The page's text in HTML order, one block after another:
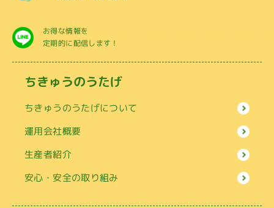
お得な情報を
定期的に配信します！
ちきゅうのうたげ
ちきゅうのうたげについて
運用会社概要
生産者紹介
安心・安全の取り組み